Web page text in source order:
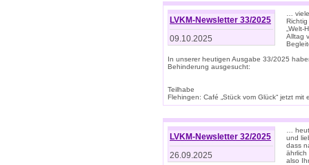
LVKM-Newsletter 33/2025
09.10.2025
…
Alltag
In unserer heutigen Ausgabe 33/2025
Behinderung ausgesucht:
Teilhabe
Flehingen: Café „Stück vom Glück“ jetzt mit
LVKM-Newsletter 32/2025
26.09.2025
…
und
dass
ährlich
also